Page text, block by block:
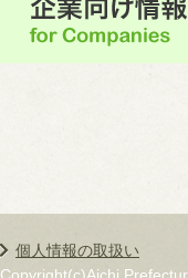
個人情報の取扱い